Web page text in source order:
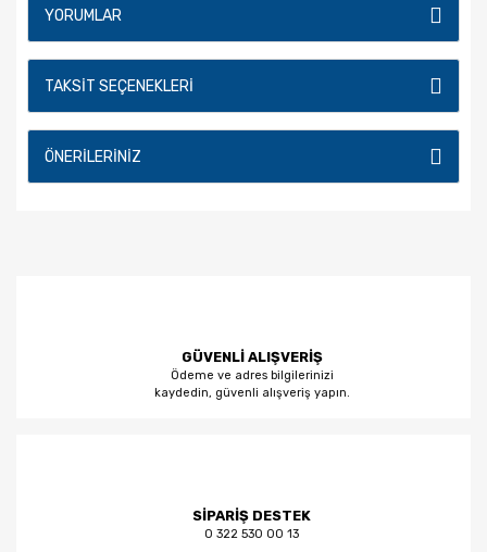
YORUMLAR
TAKSIT SEÇENEKLERI
ÖNERILERINIZ
GÜVENLİ ALIŞVERİŞ
Ödeme ve adres bilgilerinizi
kaydedin, güvenli alışveriş yapın.
SİPARİŞ DESTEK
0 322 530 00 13